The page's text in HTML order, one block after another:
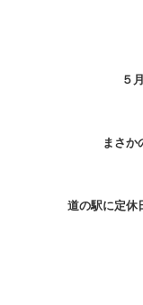
５
まさか
道の駅に定休